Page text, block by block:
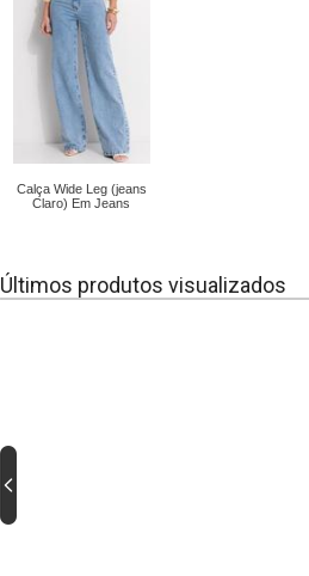
Calça Wide Leg (jeans
Claro) Em Jeans
Últimos produtos visualizados